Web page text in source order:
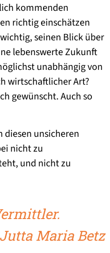
kommenden
richtig einschätzen
seinen Blick über
lebenswerte Zukunft
unabhängig von
wirtschaftlicher Art?
gewünscht. Auch so
diesen unsicheren
nicht zu
und nicht zu
Maria Betz